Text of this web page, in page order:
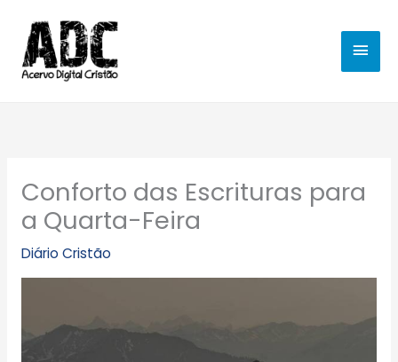
para
conteúdo
Conforto das Escrituras para
a Quarta-Feira
Diário Cristão